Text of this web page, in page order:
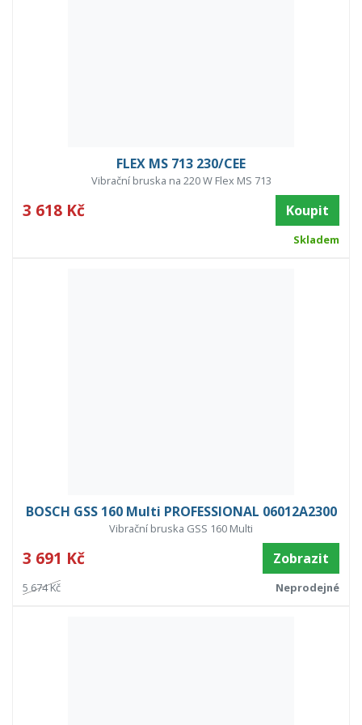
FLEX MS 713 230/CEE
Vibrační bruska na 220 W Flex MS 713
3 618 Kč Koupit
Skladem
BOSCH GSS 160 Multi PROFESSIONAL 06012A2300
Vibrační bruska GSS 160 Multi
3 691 Kč Zobrazit
5 674 Kč Neprodejné